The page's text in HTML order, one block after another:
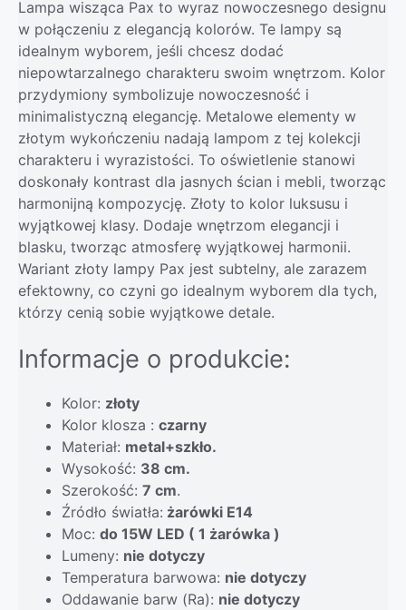
Lampa wisząca Pax to wyraz nowoczesnego designu
w połączeniu z elegancją kolorów. Te lampy są
idealnym wyborem, jeśli chcesz dodać
niepowtarzalnego charakteru swoim wnętrzom. Kolor
przydymiony symbolizuje nowoczesność i
minimalistyczną elegancję. Metalowe elementy w
złotym wykończeniu nadają lampom z tej kolekcji
charakteru i wyrazistości. To oświetlenie stanowi
doskonały kontrast dla jasnych ścian i mebli, tworząc
harmonijną kompozycję. Złoty to kolor luksusu i
wyjątkowej klasy. Dodaje wnętrzom elegancji i
blasku, tworząc atmosferę wyjątkowej harmonii.
Wariant złoty lampy Pax jest subtelny, ale zarazem
efektowny, co czyni go idealnym wyborem dla tych,
którzy cenią sobie wyjątkowe detale.
Informacje o produkcie:
Kolor: złoty
Kolor klosza : czarny
Materiał: metal+szkło.
Wysokość: 38 cm.
Szerokość: 7 cm.
Źródło światła: żarówki E14
Moc: do 15W LED ( 1 żarówka )
Lumeny: nie dotyczy
Temperatura barwowa: nie dotyczy
Oddawanie barw (Ra): nie dotyczy